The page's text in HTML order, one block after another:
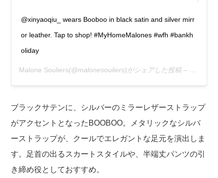
@xinyaoqiu_ wears Booboo in black satin and silver mirr
or leather. Tap to shop! #MyHomeMalones #wfh #bankh
oliday
Malone Souliers(@malonesouliers)がシェアした投稿 – 2020年
ブラックサテンに、シルバーのミラーレザーストラップ
がアクセントとなった BOOBOO。
メタリックなシルバ
ーストラップが、クールでエレガントな足元を演出しま
す。足首の出るスカートスタイルや、半端丈パンツの引
き締め役としておすすめ。